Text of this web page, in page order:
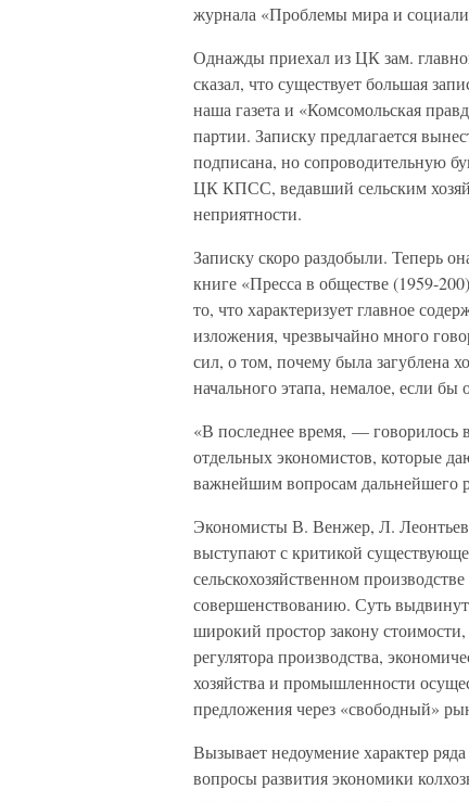
журнала «Проблемы мира и
Однажды приехал из ЦК зам.
сказал, что существует большая
наша газета и «Комсомольская
партии. Записку предлагается
подписана, но сопроводительную
ЦК КПСС, ведавший сельским
неприятности.
Записку скоро раздобыли. Теперь
книге «Пресса в обществе (1959-
то, что характеризует главное
изложения, чрезвычайно много
сил, о том, почему была загублена
начального этапа, немалое, если бы
«В последнее время, — говорилось
отдельных экономистов, которые
важнейшим вопросам дальнейшего
Экономисты В. Венжер, Л.
выступают с критикой
сельскохозяйственном
совершенствованию. Суть
широкий простор закону
регулятора производства,
хозяйства и промышленности
предложения через «свободный»
Вызывает недоумение характер
вопросы развития экономики